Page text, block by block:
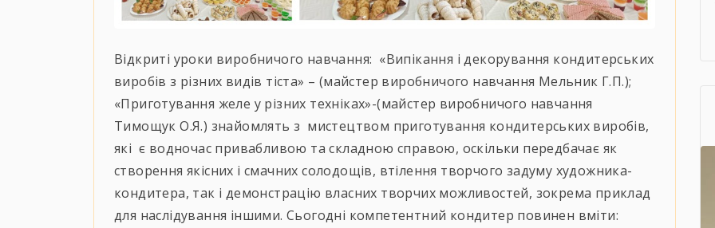
Відкриті уроки виробничого навчання: «Випікання і декорування кондитерських
виробів з різних видів тіста» – (майстер виробничого навчання Мельник Г.П.);
«Приготування желе у різних техніках»-(майстер виробничого навчання
Тимощук О.Я.) знайомлять з мистецтвом приготування кондитерських виробів,
які є водночас привабливою та складною справою, оскільки передбачає як
створення якісних і смачних солодощів, втілення творчого задуму художника-
кондитера, так і демонстрацію власних творчих можливостей, зокрема приклад
для наслідування іншими. Сьогодні компетентний кондитер повинен вміти: